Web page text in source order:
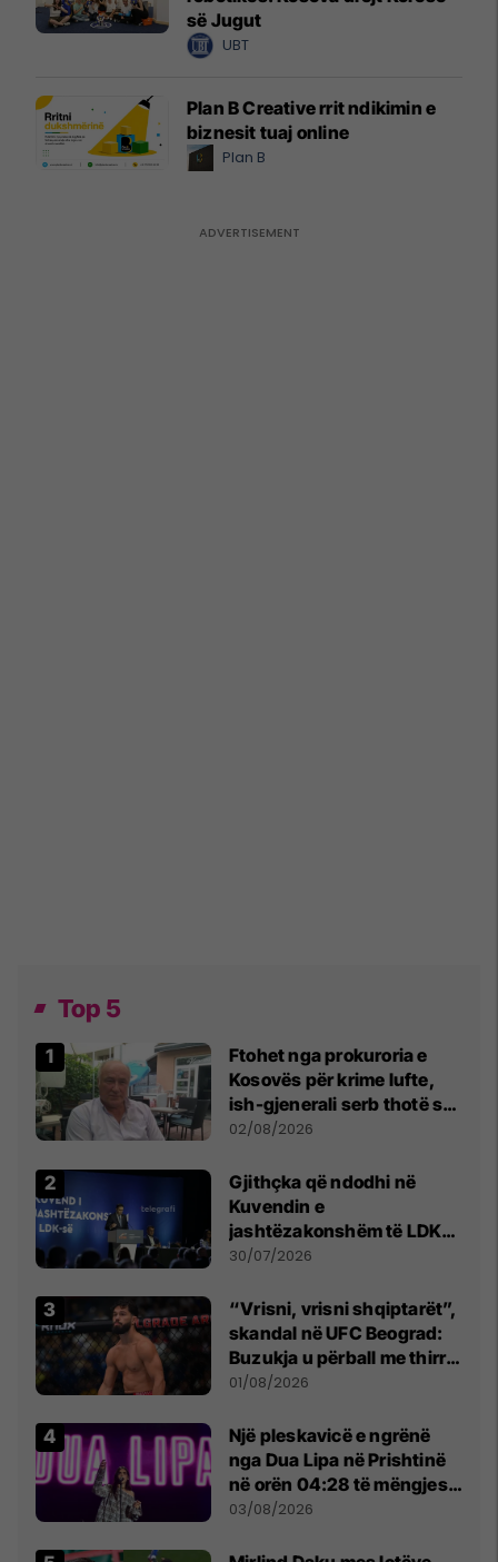
së Jugut
UBT
Plan B Creative rrit ndikimin e
biznesit tuaj online
Plan B
Top 5
Ftohet nga prokuroria e
Kosovës për krime lufte,
ish-gjenerali serb thotë se
dikush e tradhtoi në
02/08/2026
Gjithçka që ndodhi në
Kuvendin e
jashtëzakonshëm të LDK-
së
30/07/2026
“Vrisni, vrisni shqiptarët”,
skandal në UFC Beograd:
Buzukja u përball me thirrje
anti-shqiptare nga
01/08/2026
Një pleskavicë e ngrënë
nga Dua Lipa në Prishtinë
në orën 04:28 të mëngjesit
- dhe bota digjitale serbe
03/08/2026